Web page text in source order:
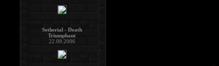
Setherial - Death
Triumphant
22.09.2006